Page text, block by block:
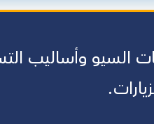
السيو وأساليب